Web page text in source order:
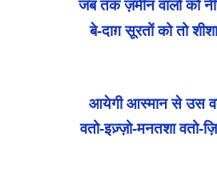
जब तक ज़मीन वालों को
बे-दाग़ सूरतों को तो
आयेगी आस्मान से उस
वतो-इज़्ज़ो-मनतशा वतो-